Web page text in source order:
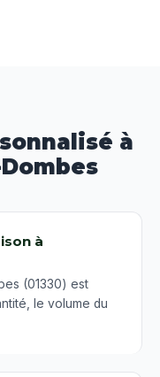
à
à
(01330) est
le volume du